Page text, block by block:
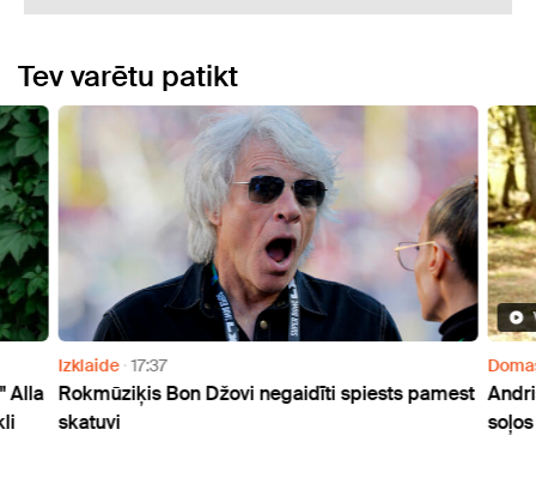
Tev varētu patikt
Alla
Izklaide 17:37
Rokmūziķis Bon Džovi negaidīti spiests pamest
skatuvi